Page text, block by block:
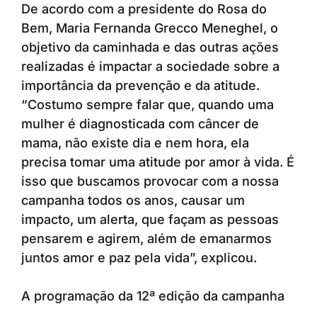
De acordo com a presidente do Rosa do
Bem, Maria Fernanda Grecco Meneghel, o
objetivo da caminhada e das outras ações
realizadas é impactar a sociedade sobre a
importância da prevenção e da atitude.
“Costumo sempre falar que, quando uma
mulher é diagnosticada com câncer de
mama, não existe dia e nem hora, ela
precisa tomar uma atitude por amor à vida. É
isso que buscamos provocar com a nossa
campanha todos os anos, causar um
impacto, um alerta, que façam as pessoas
pensarem e agirem, além de emanarmos
juntos amor e paz pela vida”, explicou.
A programação da 12ª edição da campanha